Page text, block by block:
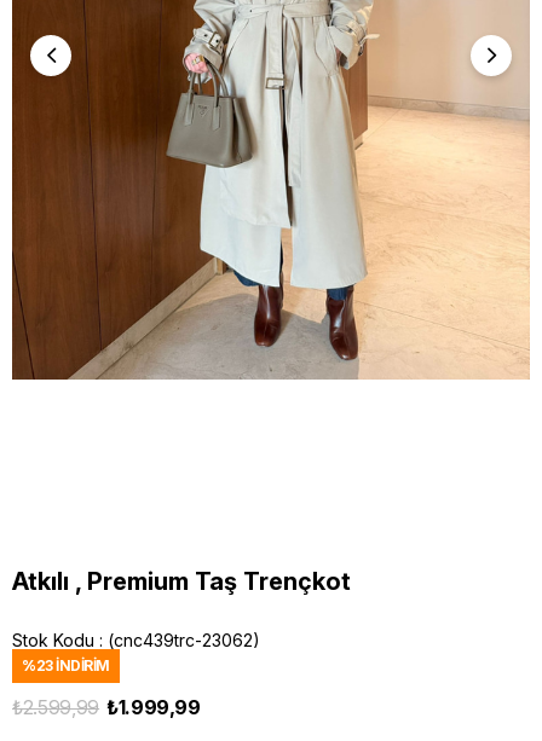
Atkılı , Premium Taş Trençkot
Stok Kodu (cnc439trc-23062)
%23İNDIRIM
₺2.599,99 ₺1.999,99